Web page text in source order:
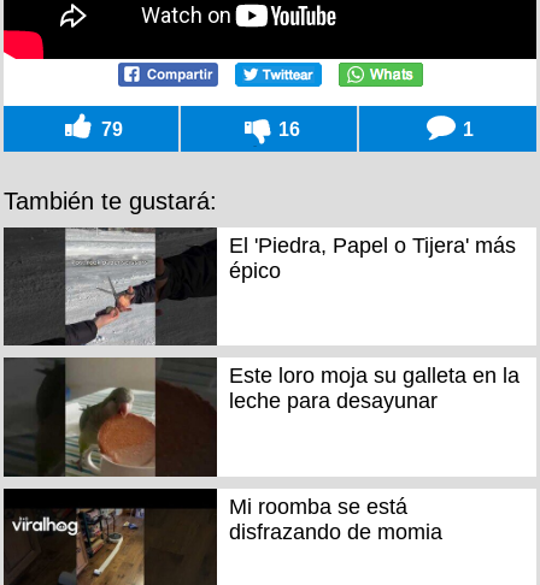
79 16 1
También te gustará:
El 'Piedra, Papel o Tijera' más
épico
Este loro moja su galleta en la
leche para desayunar
Mi roomba se está
disfrazando de momia